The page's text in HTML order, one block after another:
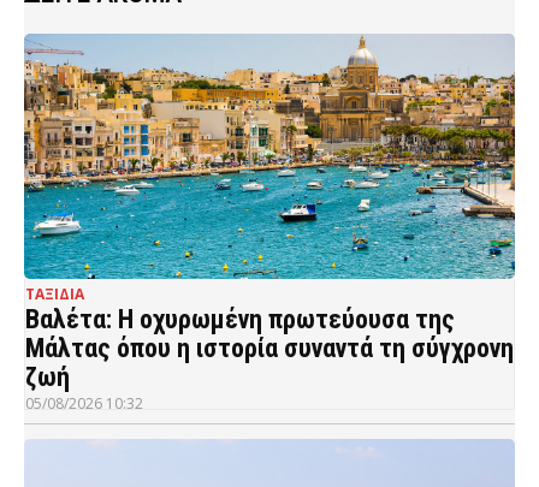
ΤΑΞΙΔΙΑ
Βαλέτα: Η οχυρωμένη πρωτεύουσα της
Μάλτας όπου η ιστορία συναντά τη σύγχρονη
ζωή
05/08/2026 10:32